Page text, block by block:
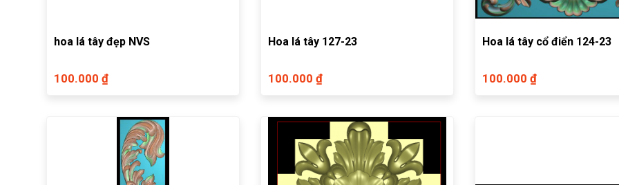
hoa lá tây đẹp NVS
100.000 ₫
Hoa lá tây 127-23
100.000 ₫
Hoa lá tây cổ điển 124-23
100.000 ₫